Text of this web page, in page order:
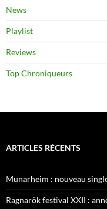
News
Playlist
Reviews
Top Chroniqueurs
ARTICLES RÉCENTS
Munarheim : nouveau
Ragnarök festival XXII :